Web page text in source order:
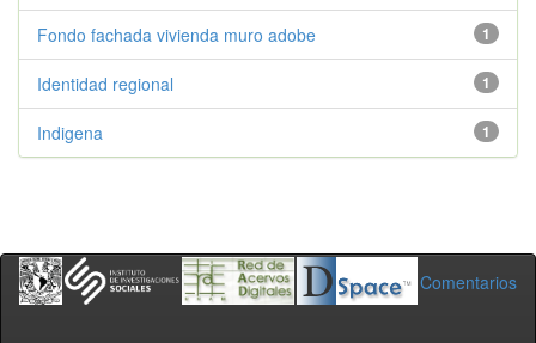
1
Fondo fachada vivienda muro adobe
1
Identidad regional
1
Indigena
Comentarios